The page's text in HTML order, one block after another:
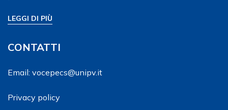
LEGGI DI PIÙ
CONTATTI
Email: vocepecs@unipv.it
Privacy policy